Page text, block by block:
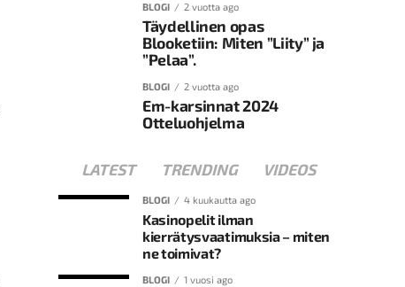
BLOGI 2 vuotta ago
Täydellinen opas
Blooketiin: Miten ”Liity” ja
”Pelaa”.
BLOGI 2 vuotta ago
Em-karsinnat 2024
Otteluohjelma
LATEST TRENDING VIDEOS
BLOGI 4 kuukautta ago
Kasinopelit ilman
kierrätysvaatimuksia – miten
ne toimivat?
BLOGI 1 vuosi ago